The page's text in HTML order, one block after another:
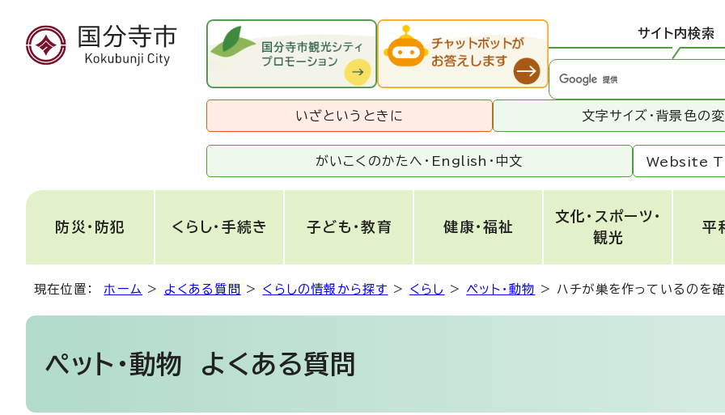
サイト内検索
いざというときに 文字サイズ・背景色の
がいこくのかたへ・ English ・ 中文 Website
防災・防犯 くらし・手続き 子ども・教育 健康・福祉
文化・スポーツ・
観光
平
現在位置： ホーム > よくある質問 > くらしの情報から探す > くらし > ペット・動物 > ハチが巣を作っているのを
ペット・動物 よくある質問